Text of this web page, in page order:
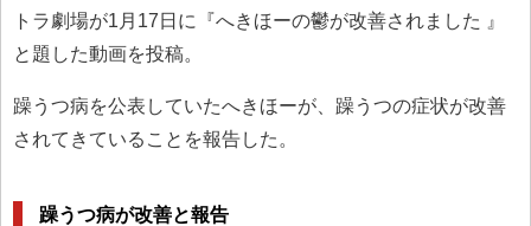
トラ劇場が1月17日に『へきほーの鬱が改善されました 』
と題した動画を投稿。
躁うつ病を公表していたへきほーが、躁うつの症状が改善
されてきていることを報告した。
躁うつ病が改善と報告